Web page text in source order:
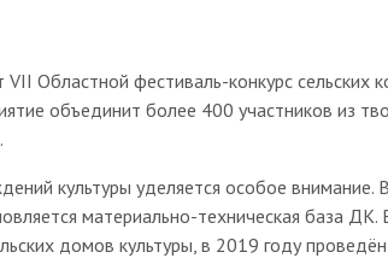
Областной фестиваль-конкурс сельских
объединит более 400 участников из
культуры уделяется особое внимание.
материально-техническая база
домов культуры, в 2019 году